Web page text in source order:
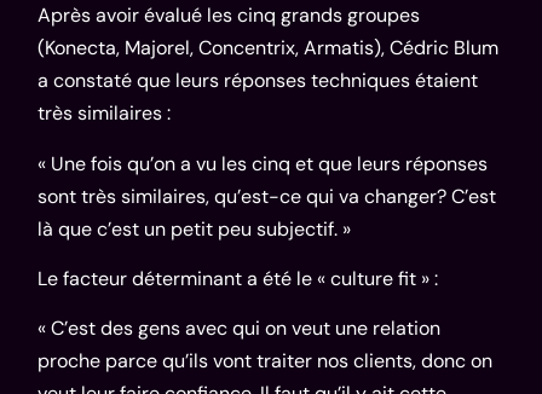
Après avoir évalué les cinq grands groupes
(Konecta, Majorel, Concentrix, Armatis), Cédric Blum
a constaté que leurs réponses techniques étaient
très similaires :
« Une fois qu’on a vu les cinq et que leurs réponses
sont très similaires, qu’est-ce qui va changer? C’est
là que c’est un petit peu subjectif. »
Le facteur déterminant a été le « culture fit » :
« C’est des gens avec qui on veut une relation
proche parce qu’ils vont traiter nos clients, donc on